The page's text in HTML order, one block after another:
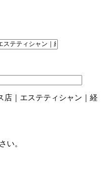
店｜エステティシャン｜経
い。